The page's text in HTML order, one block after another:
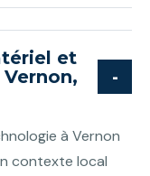
et
à Vernon
contexte local